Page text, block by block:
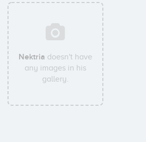
Nektria doesn't have
any images in his
gallery.